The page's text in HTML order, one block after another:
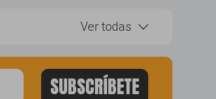
Ver todas
herramientas
publicidad branding